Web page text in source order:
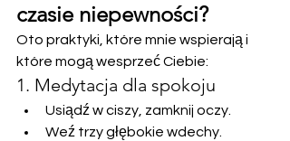
czasie niepewności?
Oto praktyki, które mnie wspierają i
które mogą wesprzeć Ciebie:
1. Medytacja dla spokoju
Usiądź w ciszy, zamknij oczy.
Weź trzy głębokie wdechy.